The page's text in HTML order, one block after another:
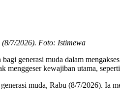
7/2026). Foto: Istimewa
generasi muda dalam
kewajiban utama,
muda, Rabu (8/7/2026). Ia